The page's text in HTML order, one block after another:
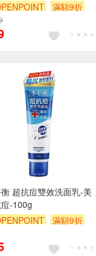
滿額9折
超抗痘雙效洗面乳-美
-100g
滿額9折